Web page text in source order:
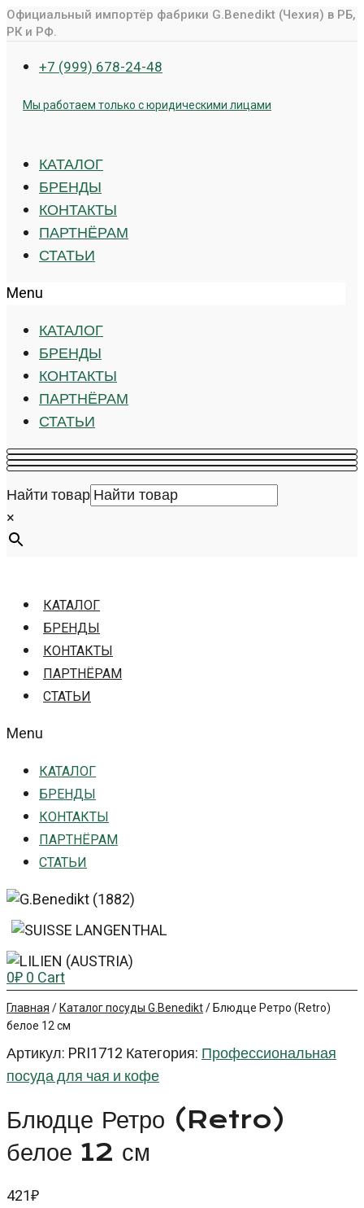
Перейти
к
контенту
Официальный импортёр фабрики G.Benedikt (Чехия) в РБ,
РК и РФ.
+7 (999) 678-24-48
Мы работаем только с юридическими лицами
КАТАЛОГ
БРЕНДЫ
КОНТАКТЫ
ПАРТНЁРАМ
СТАТЬИ
Menu
КАТАЛОГ
БРЕНДЫ
КОНТАКТЫ
ПАРТНЁРАМ
СТАТЬИ
Найти товар
×
КАТАЛОГ
БРЕНДЫ
КОНТАКТЫ
ПАРТНЁРАМ
СТАТЬИ
Menu
КАТАЛОГ
БРЕНДЫ
КОНТАКТЫ
ПАРТНЁРАМ
СТАТЬИ
0₽0Cart
Главная / Каталог посуды G.Benedikt/ Блюдце Ретро (Retro)
белое 12 см
Артикул: PRI1712 Категория:Профессиональная
посуда для чая и кофе
Блюдце Ретро (Retro)
белое 12 см
421₽